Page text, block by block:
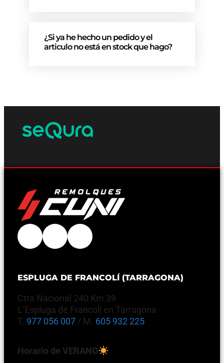
¿Si ya he hecho un pedido y el
articulo no está en stock que hago?
ESPLUGA DE FRANCOLÍ (TARRAGONA)
Ctra Nacional 240 Km 39
L’Espluga de Francolí en Tarragona
T. 977 056 007 / M. 605 932 225
Horario de VERANO